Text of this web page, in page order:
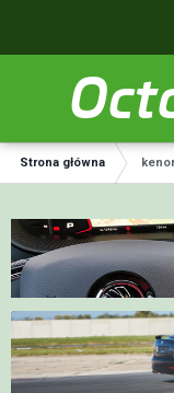
Strona główna